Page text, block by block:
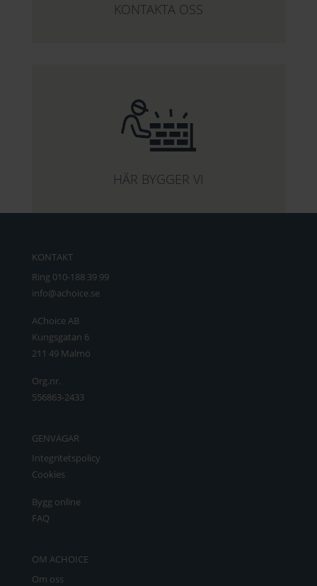
KONTAKTA OSS
HÄR BYGGER VI
KONTAKT
Ring 010-188 39 99
info@achoice.se
AChoice AB
Kungsgatan 6
211 49 Malmö
Org.nr.
556863-2433
GENVÄGAR
Integritetspolicy
Cookies
Bygg online
FAQ
OM ACHOICE
Om oss